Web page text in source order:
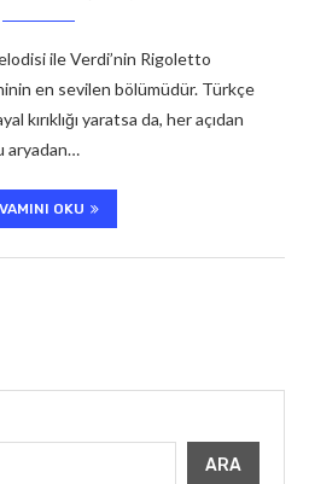
ile Verdi’nin Rigoletto
en sevilen bölümüdür. Türkçe
kırıklığı yaratsa da, her açıdan
aryadan…
OKU
ARA